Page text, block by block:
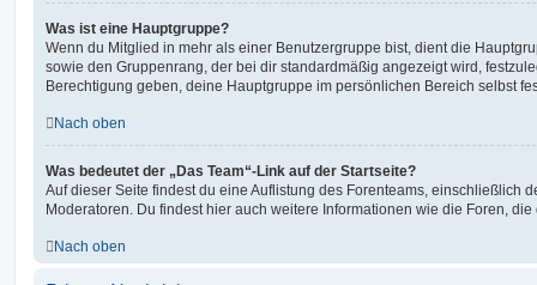
Was ist eine Hauptgruppe?
Wenn du Mitglied in mehr als einer Benutzergruppe bist, dient die
sowie den Gruppenrang, der bei dir standardmäßig angezeigt wird,
Berechtigung geben, deine Hauptgruppe im persönlichen Bereich selbst
Nach oben
Was bedeutet der „Das Team“-Link auf der Startseite?
Auf dieser Seite findest du eine Auflistung des Forenteams, einschließlich
Moderatoren. Du findest hier auch weitere Informationen wie die Foren,
Nach oben